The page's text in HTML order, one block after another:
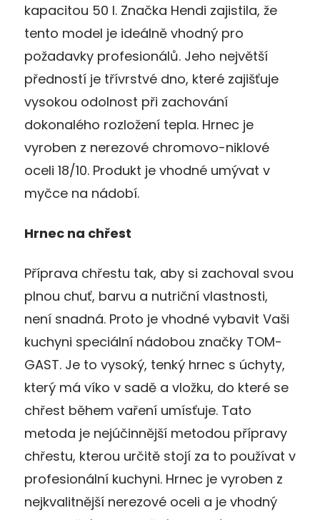
kapacitou 50 l. Značka Hendi zajistila, že
tento model je ideálně vhodný pro
požadavky profesionálů. Jeho největší
předností je třívrstvé dno, které zajišťuje
vysokou odolnost při zachování
dokonalého rozložení tepla. Hrnec je
vyroben z nerezové chromovo-niklové
oceli 18/10. Produkt je vhodné umývat v
myčce na nádobí.
Hrnec na chřest
Příprava chřestu tak, aby si zachoval svou
plnou chuť, barvu a nutriční vlastnosti,
není snadná. Proto je vhodné vybavit Vaši
kuchyni speciální nádobou značky TOM-
GAST. Je to vysoký, tenký hrnec s úchyty,
který má víko v sadě a vložku, do které se
chřest během vaření umísťuje. Tato
metoda je nejúčinnější metodou přípravy
chřestu, kterou určitě stojí za to používat v
profesionální kuchyni. Hrnec je vyroben z
nejkvalitnější nerezové oceli a je vhodný